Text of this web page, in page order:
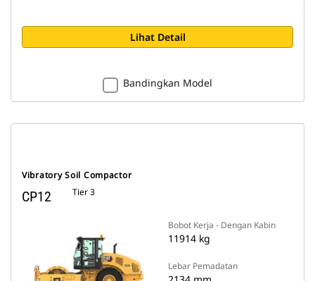
Lihat Detail
Bandingkan Model
Vibratory Soil Compactor
CP12 Tier 3
Bobot Kerja - Dengan Kabin
11914 kg
Lebar Pemadatan